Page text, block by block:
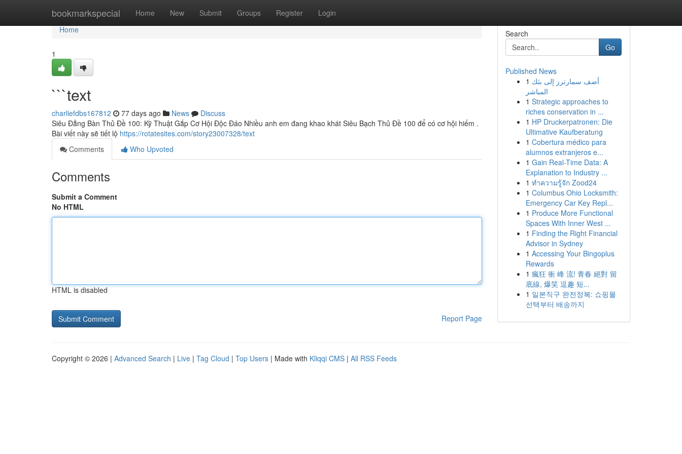
bookmarkspecial Home New Submit Groups Register Login
Home
Home
1
```text
charliefdbs167812 77 days ago News
Discuss
Siêu Đẳng Bàn Thủ Đề 100: Kỹ Thuật Gắp Cơ Hội Độc Đáo Nhiều anh em đang khao khát Siêu Bạch Thủ Đề 100 để có cơ hội hiếm .
Bài viết này sẽ tiết lộ https://rotatesites.com/story23007328/text
Comments
Who Upvoted
Comments
Submit a Comment
No HTML
HTML is disabled
Report Page
Search
Go
Published News
1 أضف سمارترز إلى بثك
المباشر
1 Strategic approaches to
riches conservation in ...
1 HP Druckerpatronen: Die
Ultimative Kaufberatung
1 Cobertura médico para
alumnos extranjeros e...
1 Gain Real-Time Data: A
Explanation to Industry ...
1 ทำความรู้จัก Zood24
1 Columbus Ohio Locksmith:
Emergency Car Key Repl...
1 Produce More Functional
Spaces With Inner West ...
1 Finding the Right Financial
Advisor in Sydney
1 Accessing Your Bingoplus
Rewards
1 瘋狂 衝 峰 流! 青春 絕對 留
底線, 爆笑 逗趣 短...
1 일본직구 완전정복: 쇼핑몰
선택부터 배송까지
Copyright © 2026 | Advanced Search | Live | Tag Cloud | Top Users | Made with Kliqqi CMS | All RSS Feeds